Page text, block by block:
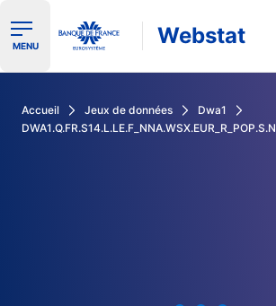
Ouvrir le menu de navigation
MENU Webstat
Accueil Jeux de données
Dwa1
DWA1.Q.FR.S14.L.LE.F_NNA.WSX.EUR_R_POP.S.N